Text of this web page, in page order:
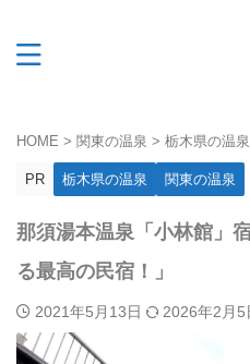
HOME > 関東の温泉 > 栃木県の温泉
PR 栃木県の温泉 関東の温泉
那須湯本温泉「小林館」
る最高の民宿！」
2021年5月13日 2026年2月5